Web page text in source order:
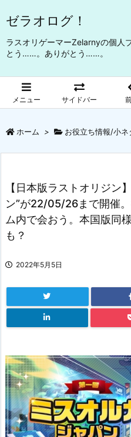
ゼラオログ！
ラスオリゲーマーZelarnyの個人
とう……。ありがとう……。
メニュー サイドバー
ホーム > お役立ち情報/小ネ
【日本版ラストオリジン
ン”が22/05/26まで開催
ム内で会おう。本国版同
も？
2022年5月5日